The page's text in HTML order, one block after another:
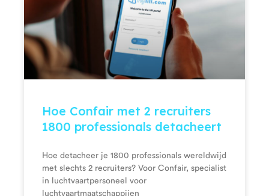
Hoe Confair met 2 recruiters
1800 professionals detacheert
Hoe detacheer je 1800 professionals wereldwijd
met slechts 2 recruiters? Voor Confair, specialist
in luchtvaartpersoneel voor
luchtvaartmaatschappijen